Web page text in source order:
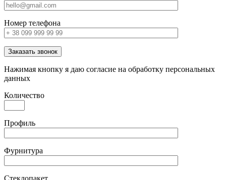
Номер телефона
Заказать звонок
Нажимая кнопку я даю согласие на обработку персональных
данных
Количество
Профиль
Фурнитура
Стеклопакет